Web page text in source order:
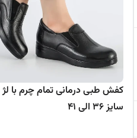
کفش طبی درمانی تمام چرم با
سایز ۳۶ الی ۴۱